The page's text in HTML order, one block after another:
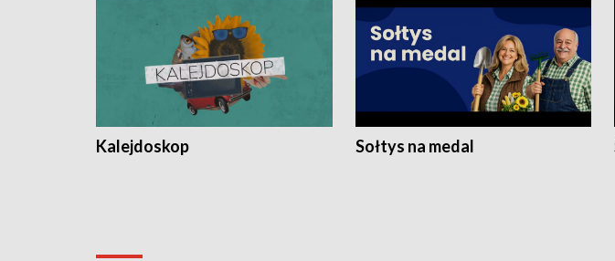
Kalejdoskop Sołtys na medal